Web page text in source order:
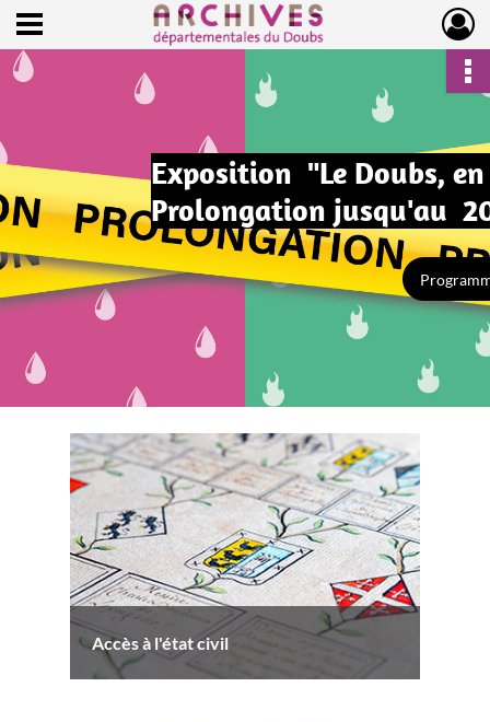
Archives départementales du Doubs
Ouvrir le menu déroulant
Exposition "Le Doubs,
Prolongation jusqu'au
Accès à l'état civil